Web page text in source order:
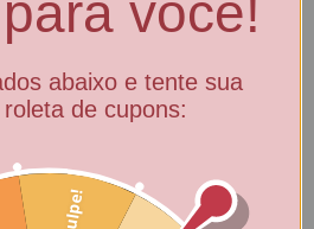
você!
abaixo e tente sua
de cupons: